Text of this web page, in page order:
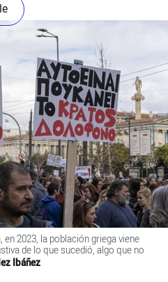
2023, la población griega viene
de lo que sucedió, algo que no
Ibáñez